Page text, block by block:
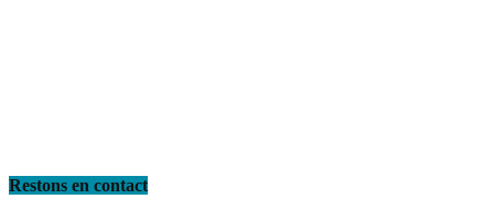
Restons en contact